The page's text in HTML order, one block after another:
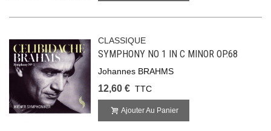
CLASSIQUE
SYMPHONY NO 1 IN C MINOR OP.68
Johannes BRAHMS
12,60 € TTC
Ajouter Au Panier